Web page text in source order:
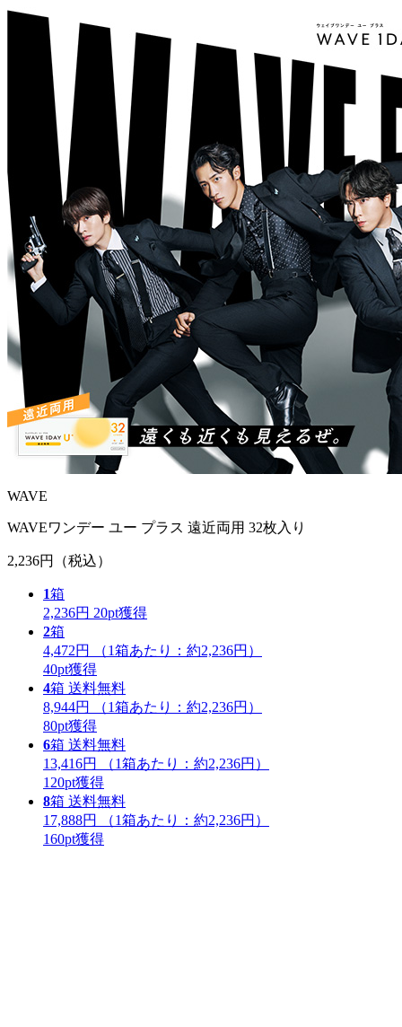
WAVE
WAVEワンデー ユー プラス 遠近両用 32枚入り
2,236円 （税込）
1箱
2,236円 20pt獲得
2箱
4,472円
（1箱あたり： 約2,236円 ）
40pt獲得
4箱 送料無料
8,944円
（1箱あたり： 約2,236円 ）
80pt獲得
6箱 送料無料
13,416円
（1箱あたり： 約2,236円 ）
120pt獲得
8箱 送料無料
17,888円
（1箱あたり： 約2,236円 ）
160pt獲得